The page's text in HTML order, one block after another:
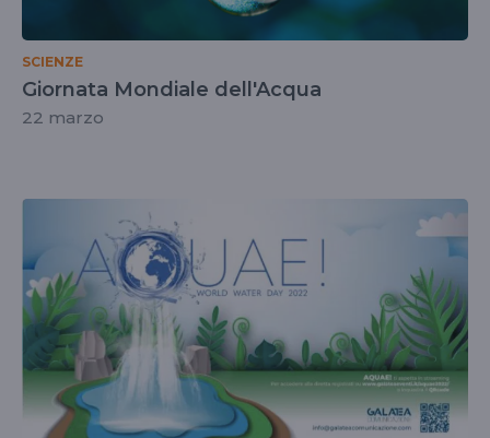
SCIENZE
Giornata Mondiale dell'Acqua
22 marzo